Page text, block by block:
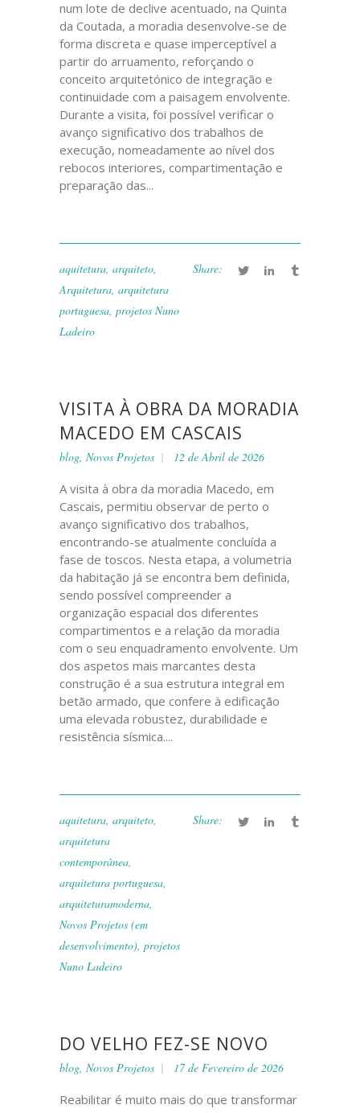
num lote de declive acentuado, na Quinta
da Coutada, a moradia desenvolve-se de
forma discreta e quase imperceptível a
partir do arruamento, reforçando o
conceito arquitetónico de integração e
continuidade com a paisagem envolvente.
Durante a visita, foi possível verificar o
avanço significativo dos trabalhos de
execução, nomeadamente ao nível dos
rebocos interiores, compartimentação e
preparação das...
aquitetura, arquiteto,
Arquitetura, arquitetura
portuguesa, projetos Nuno
Ladeiro
Share:
VISITA À OBRA DA MORADIA
MACEDO EM CASCAIS
blog, Novos Projetos 12 de Abril de 2026
A visita à obra da moradia Macedo, em
Cascais, permitiu observar de perto o
avanço significativo dos trabalhos,
encontrando-se atualmente concluída a
fase de toscos. Nesta etapa, a volumetria
da habitação já se encontra bem definida,
sendo possível compreender a
organização espacial dos diferentes
compartimentos e a relação da moradia
com o seu enquadramento envolvente. Um
dos aspetos mais marcantes desta
construção é a sua estrutura integral em
betão armado, que confere à edificação
uma elevada robustez, durabilidade e
resistência sísmica....
aquitetura, arquiteto,
arquitetura
contemporânea,
arquitetura portuguesa,
arquiteturamoderna,
Novos Projetos (em
desenvolvimento), projetos
Nuno Ladeiro
Share:
DO VELHO FEZ-SE NOVO
blog, Novos Projetos 17 de Fevereiro de 2026
Reabilitar é muito mais do que transformar